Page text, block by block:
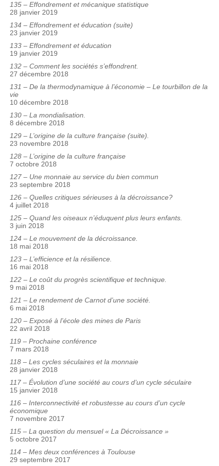
135 – Effondrement et mécanique statistique
28 janvier 2019
134 – Effondrement et éducation (suite)
23 janvier 2019
133 – Effondrement et éducation
19 janvier 2019
132 – Comment les sociétés s’effondrent.
27 décembre 2018
131 – De la thermodynamique à l’économie – Le tourbillon de la
vie
10 décembre 2018
130 – La mondialisation.
8 décembre 2018
129 – L’origine de la culture française (suite).
23 novembre 2018
128 – L’origine de la culture française
7 octobre 2018
127 – Une monnaie au service du bien commun
23 septembre 2018
126 – Quelles critiques sérieuses à la décroissance?
4 juillet 2018
125 – Quand les oiseaux n’éduquent plus leurs enfants.
3 juin 2018
124 – Le mouvement de la décroissance.
18 mai 2018
123 – L’efficience et la résilience.
16 mai 2018
122 – Le coût du progrès scientifique et technique.
9 mai 2018
121 – Le rendement de Carnot d’une société.
6 mai 2018
120 – Exposé à l’école des mines de Paris
22 avril 2018
119 – Prochaine conférence
7 mars 2018
118 – Les cycles séculaires et la monnaie
28 janvier 2018
117 – Évolution d’une société au cours d’un cycle séculaire
15 janvier 2018
116 – Interconnectivité et robustesse au cours d’un cycle
économique
7 novembre 2017
115 – La question du mensuel « La Décroissance »
5 octobre 2017
114 – Mes deux conférences à Toulouse
29 septembre 2017